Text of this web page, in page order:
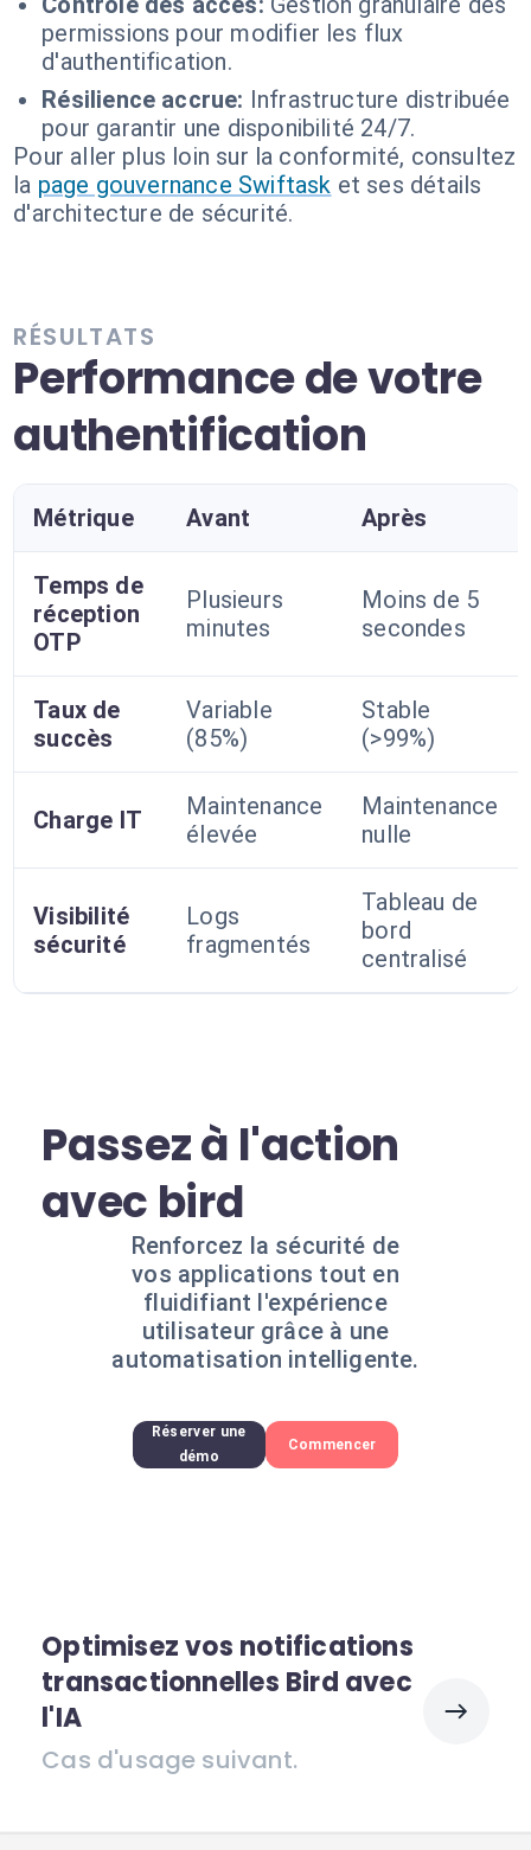
permissions pour modifier les flux
d'authentification.
Résilience accrue: Infrastructure distribuée
pour garantir une disponibilité 24/7.
Pour aller plus loin sur la conformité, consultez
la page gouvernance Swiftask et ses détails
d'architecture de sécurité.
RÉSULTATS
Performance de votre
authentification
Métrique Avant Après
Temps de
réception
OTP
Plusieurs
minutes
Moins de 5
secondes
Taux de
succès
Variable
(85%)
Stable
(>99%)
Charge IT
Maintenance
élevée
Maintenance
nulle
Visibilité
sécurité
Logs
fragmentés
Tableau de
bord
centralisé
Passez à l'action
avec bird
Renforcez la sécurité de
vos applications tout en
fluidifiant l'expérience
utilisateur grâce à une
automatisation intelligente.
Réserver une
démo
Commencer
Optimisez vos notifications
transactionnelles Bird avec
l'IA
Cas d'usage suivant.